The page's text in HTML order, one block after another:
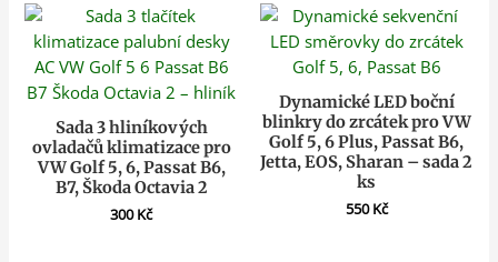
Sada 3 hliníkových
ovladačů klimatizace pro
VW Golf 5, 6, Passat B6,
B7, Škoda Octavia 2
300Kč
Dynamické LED boční
blinkry do zrcátek pro VW
Golf 5, 6 Plus, Passat B6,
Jetta, EOS, Sharan – sada 2
ks
550Kč